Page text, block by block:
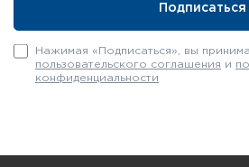
Нажимая «Подписаться», вы
пользовательского соглашения и
конфиденциальности